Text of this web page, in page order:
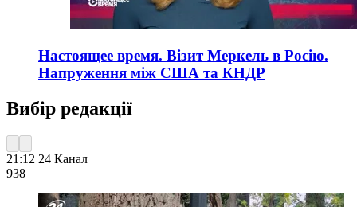
Настоящее время. Візит Меркель в Росію.
Напруження між США та КНДР
Вибір редакції
21:12 24 Канал
938